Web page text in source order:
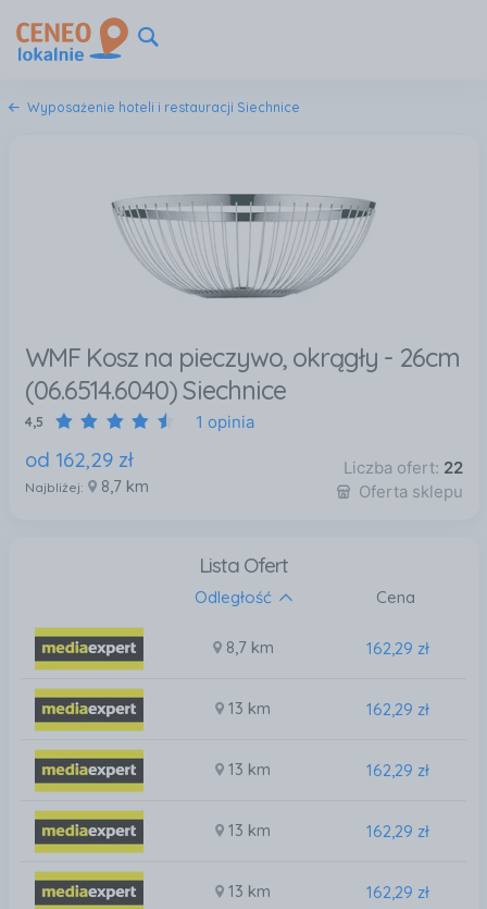
Wyposażenie hoteli i restauracji Siechnice
WMF Kosz na pieczywo, okrągły - 26cm
(06.6514.6040) Siechnice
4,5 1 opinia
od 162,29 zł
Najbliżej: 8,7 km
Liczba ofert: 22
Oferta sklepu
Lista Ofert
Odległość Cena
8,7 km 162,29 zł
13 km 162,29 zł
13 km 162,29 zł
13 km 162,29 zł
13 km 162,29 zł